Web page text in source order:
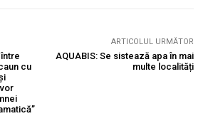
cu
ARTICOLUL URMĂTOR
AQUABIS: Se sistează apa în mai
multe localități